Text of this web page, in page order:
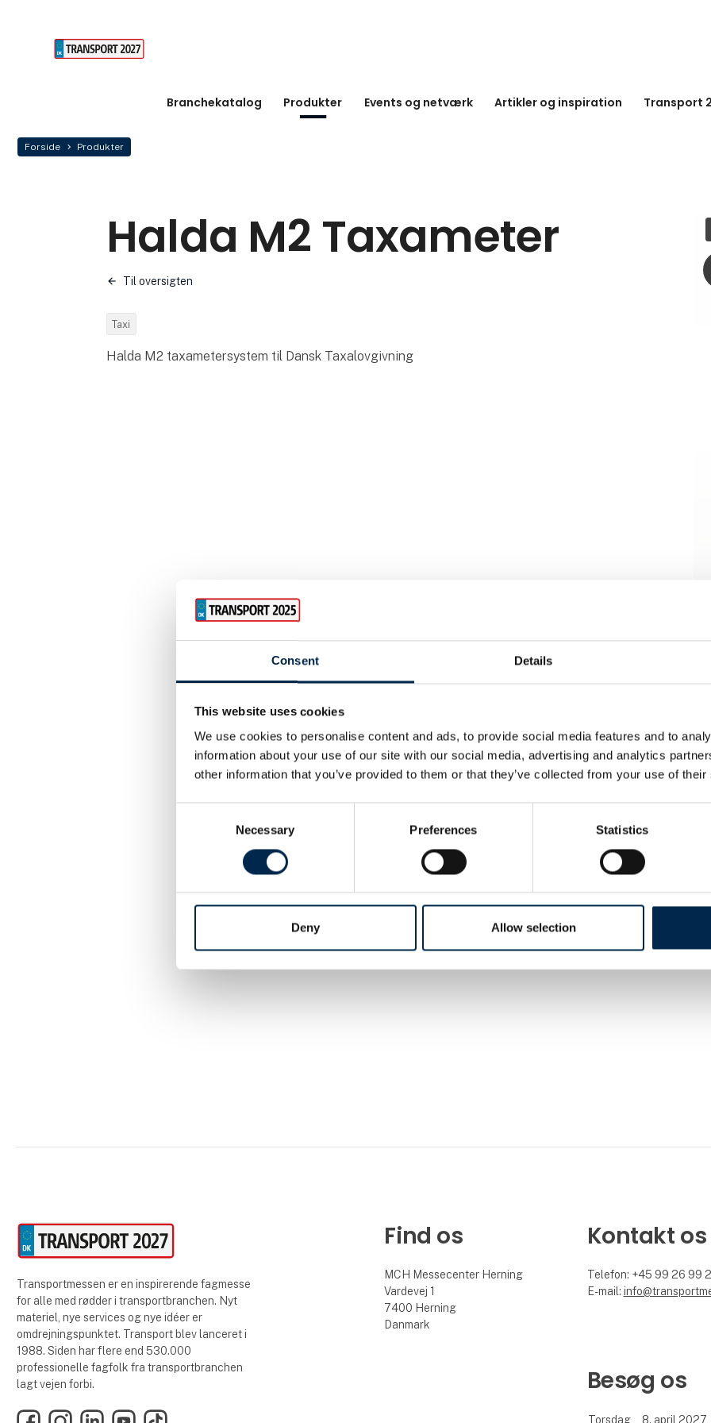
Consent Details
This website uses cookies
We use cookies to personalise content and ads, to provide social media features and to
information about your use of our site with our social media, advertising and analytics
other information that you’ve provided to them or that they’ve collected from your use of
Necessary Preferences Statistics
Deny Allow selection
Branchekatalog Produkter Events og netværk Artikler og inspiration Transport
Forside Produkter
Halda M2 Taxameter
Til oversigten
Taxi
Halda M2 taxametersystem til Dansk Taxalovgivning
Transportmessen er en inspirerende fagmesse
for alle med rødder i transportbranchen. Nyt
materiel, nye services og nye idéer er
omdrejningspunktet. Transport blev lanceret i
1988. Siden har flere end 530.000
professionelle fagfolk fra transportbranchen
lagt vejen forbi.
FacebookInstagramLinkedInYouTubeTikTok
Find os
MCH Messecenter Herning
Vardevej 1
7400 Herning
Danmark
Kontakt os
Telefon: +45 99 26 99
E-mail:
Besøg os
Torsdag 8. april 2027